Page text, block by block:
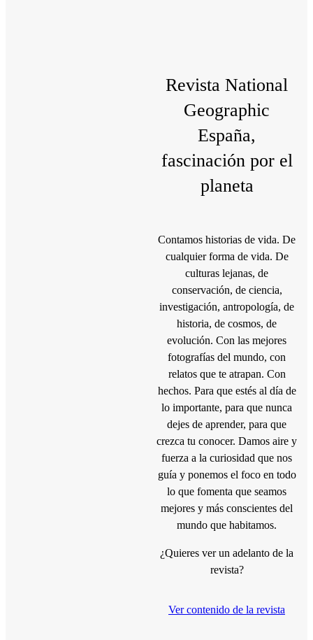
Revista National
Geographic
España,
fascinación por el
planeta
Contamos historias de vida. De
cualquier forma de vida. De
culturas lejanas, de
conservación, de ciencia,
investigación, antropología, de
historia, de cosmos, de
evolución. Con las mejores
fotografías del mundo, con
relatos que te atrapan. Con
hechos. Para que estés al día de
lo importante, para que nunca
dejes de aprender, para que
crezca tu conocer. Damos aire y
fuerza a la curiosidad que nos
guía y ponemos el foco en todo
lo que fomenta que seamos
mejores y más conscientes del
mundo que habitamos.
¿Quieres ver un adelanto de la
revista?
Ver contenido de la revista